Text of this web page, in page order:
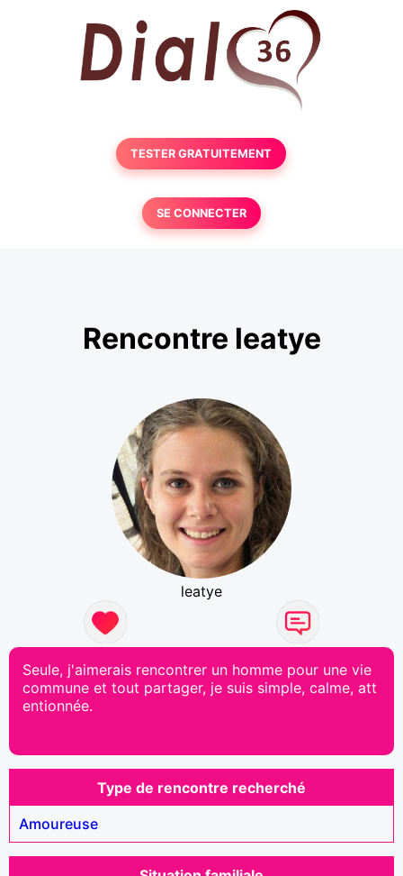
TESTER GRATUITEMENT
SE CONNECTER
Rencontre leatye
leatye
Seule, j'aimerais rencontrer un homme pour une vie
commune et tout partager, je suis simple, calme, att
entionnée.
Type de rencontre recherché
Amoureuse